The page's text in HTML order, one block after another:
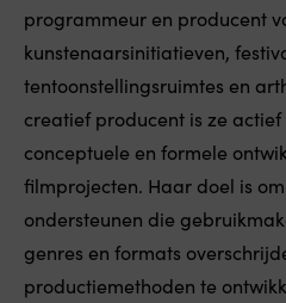
programmeur en producent
kunstenaarsinitiatieven,
tentoonstellingsruimtes en
creatief producent is ze
conceptuele en formele
filmprojecten. Haar doel is
ondersteunen die
genres en formats
productiemethoden te